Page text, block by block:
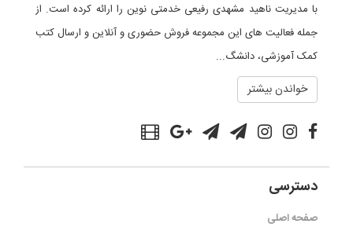
با مدیریت ناهید مشهدی رفیعی خدمتی نوین را ارائه کرده است. از
جمله فعالیت های این مجموعه فروش حضوری و آنلاین و ارسال کتب
کمک آموزشی، دانشگ...
خواندن بیشتر
دسترسی
صفحه اصلی